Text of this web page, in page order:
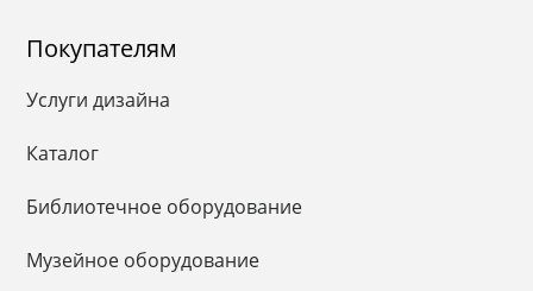
Покупателям
Услуги дизайна
Каталог
Библиотечное оборудование
Музейное оборудование